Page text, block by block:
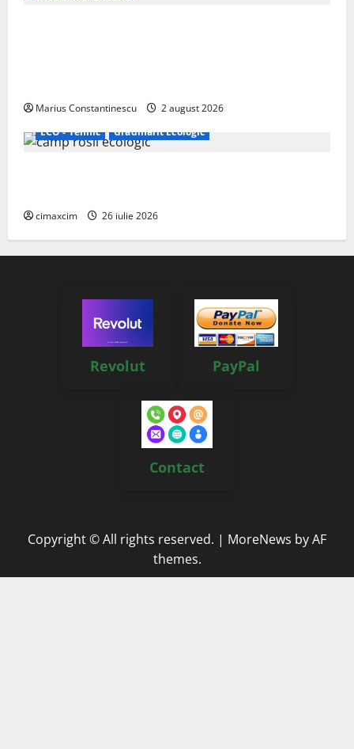
Marius Constantinescu
2 august 2026
ECO - Tehnic
Grădinărit Ecologic
cimaxcim 26 iulie 2026
Revolut PayPal
Contact
Copyright © All rights reserved. | MoreNews by AF
themes.